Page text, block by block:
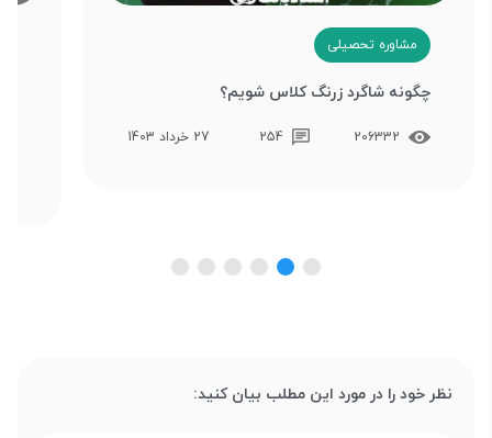
مشاوره تحصیلی
چگونه شاگرد زرنگ کلاس شویم؟
206332
254 27 خرداد 1403
نظر خود را در مورد این مطلب بیان کنید: